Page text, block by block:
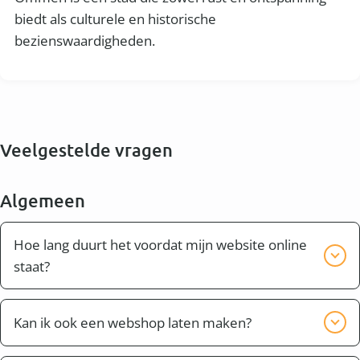
biedt als culturele en historische
bezienswaardigheden.
Veelgestelde vragen
Algemeen
Hoe lang duurt het voordat mijn website online
staat?
Bijna altijd kan je website of webshop binnen twee
weken compleet worden opgeleverd. Dit hangt er
ook vanaf of je bijvoorbeeld zelf nog teksten wilt
Kan ik ook een webshop laten maken?
Ja dit is mogelijk. Ook in Ommen en omgeving